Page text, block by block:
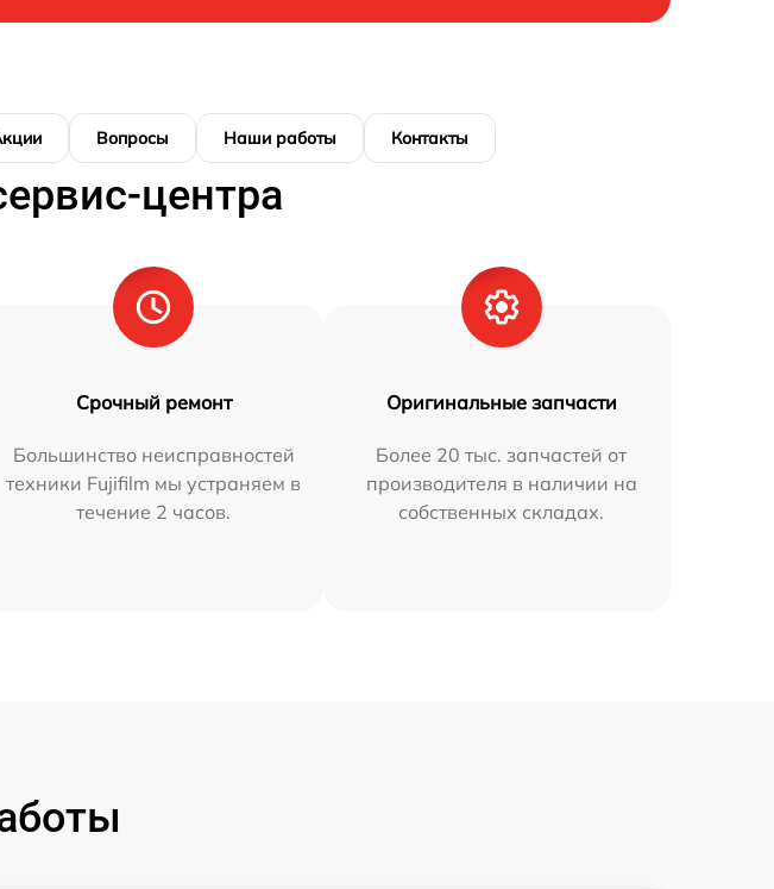
Вопросы Наши работы Контакты
центра
Срочный ремонт
Большинство неисправностей
техники Fujifilm мы устраняем в
течение 2 часов.
Оригинальные запчасти
Более 20 тыс. запчастей от
производителя в наличии на
собственных складах.